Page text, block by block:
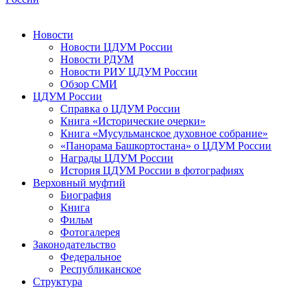
Новости
Новости ЦДУМ России
Новости РДУМ
Новости РИУ ЦДУМ России
Обзор СМИ
ЦДУМ России
Справка о ЦДУМ России
Книга «Исторические очерки»
Книга «Мусульманское духовное собрание»
«Панорама Башкортостана» о ЦДУМ России
Награды ЦДУМ России
История ЦДУМ России в фотографиях
Верховный муфтий
Биография
Книга
Фильм
Фотогалерея
Законодательство
Федеральное
Республиканское
Структура